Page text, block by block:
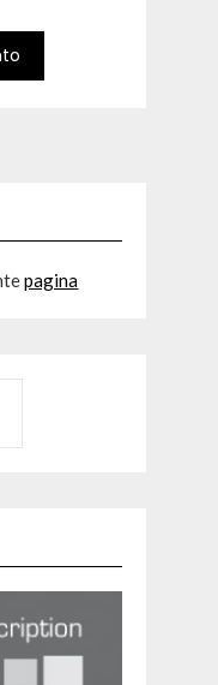
pagina